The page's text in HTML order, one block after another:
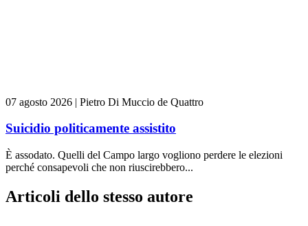
07 agosto 2026 | Pietro Di Muccio de Quattro
Suicidio politicamente assistito
È assodato. Quelli del Campo largo vogliono perdere le elezioni
perché consapevoli che non riuscirebbero...
Articoli dello stesso autore